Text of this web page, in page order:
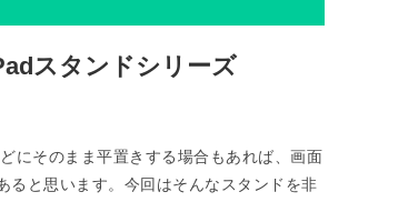
スタンドシリーズ
にそのまま平置きする場合もあれば、画面
ると思います。今回はそんなスタンドを非